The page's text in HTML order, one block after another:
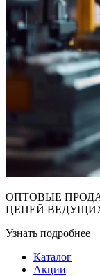
ОПТОВЫЕ
ЦЕПЕЙ
Узнать подробнее
Каталог
Акции